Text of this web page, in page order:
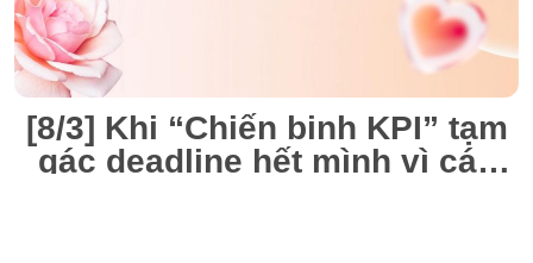
[8/3] Khi “Chiến binh KPI” tạm
gác deadline hết mình vì các